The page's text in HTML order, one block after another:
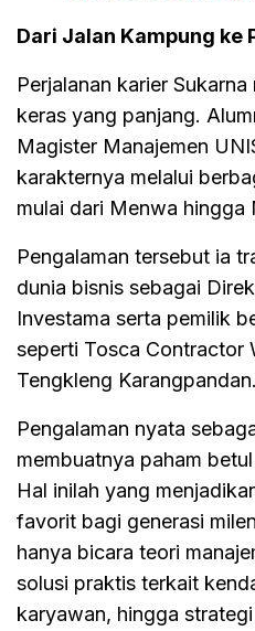
Dari Jalan Kampung ke
Perjalanan karier
keras yang panjang.
Magister Manajemen
karakternya melalui
mulai dari Menwa hingga
Pengalaman tersebut ia
dunia bisnis sebagai
Investama serta pemilik
seperti Tosca Contractor
Tengkleng Karangpandan.
Pengalaman nyata
membuatnya paham
Hal inilah yang
favorit bagi generasi
hanya bicara teori
solusi praktis terkait
karyawan, hingga